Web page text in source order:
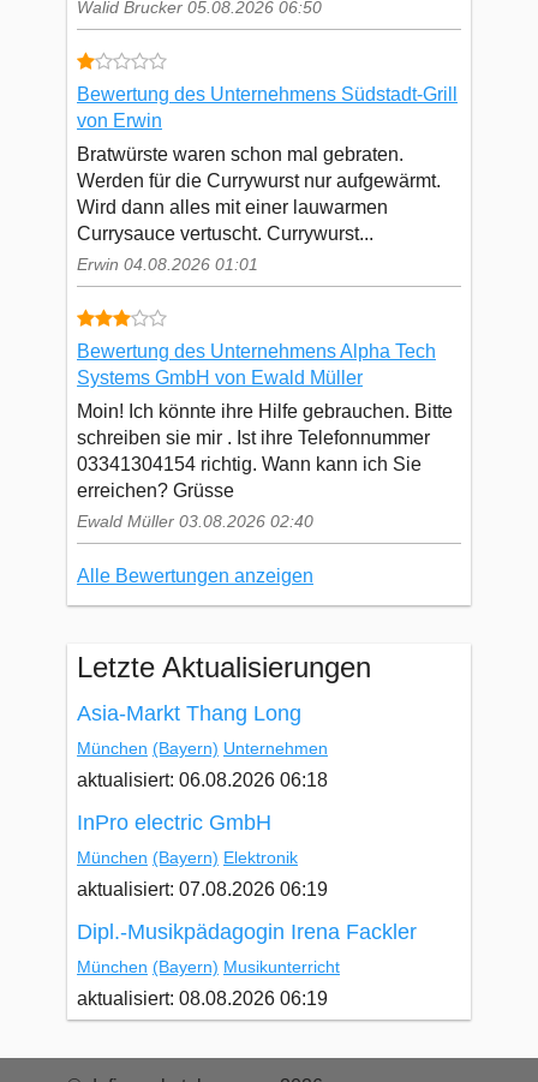
Walid Brucker 05.08.2026 06:50
Bewertung des Unternehmens Südstadt-Grill
von Erwin
Bratwürste waren schon mal gebraten.
Werden für die Currywurst nur aufgewärmt.
Wird dann alles mit einer lauwarmen
Currysauce vertuscht. Currywurst...
Erwin 04.08.2026 01:01
Bewertung des Unternehmens Alpha Tech
Systems GmbH von Ewald Müller
Moin! Ich könnte ihre Hilfe gebrauchen. Bitte
schreiben sie mir . Ist ihre Telefonnummer
03341304154 richtig. Wann kann ich Sie
erreichen? Grüsse
Ewald Müller 03.08.2026 02:40
Alle Bewertungen anzeigen
Letzte Aktualisierungen
Asia-Markt Thang Long
München (Bayern) Unternehmen
aktualisiert: 06.08.2026 06:18
InPro electric GmbH
München (Bayern) Elektronik
aktualisiert: 07.08.2026 06:19
Dipl.-Musikpädagogin Irena Fackler
München (Bayern) Musikunterricht
aktualisiert: 08.08.2026 06:19